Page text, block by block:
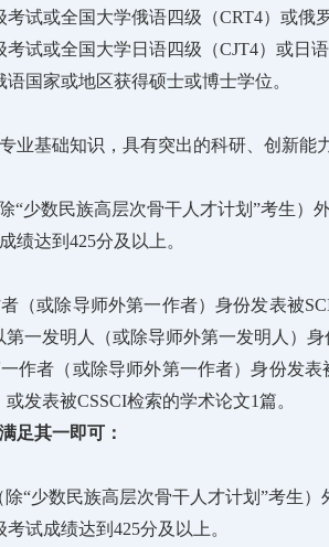
考试或全国大学俄语四级（CRT4）或
考试或全国大学日语四级（CJT4）或日
语国家或地区获得硕士或博士学位。
业基础知识，具有突出的科研、创新能
“少数民族高层次骨干人才计划”考生）
绩达到425分及以上。
（或除导师外第一作者）身份发表被
一发明人（或除导师外第一发明人）身
作者（或除导师外第一作者）身份发
发表被CSSCI检索的学术论文1篇。
足其一即可：
除“少数民族高层次骨干人才计划”考生
考试成绩达到425分及以上。